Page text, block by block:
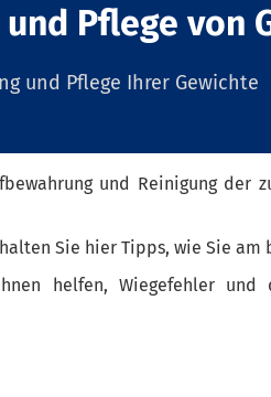
Pflege von
und Pflege Ihrer Gewichte
und Reinigung der
Sie hier Tipps, wie Sie am
helfen, Wiegefehler